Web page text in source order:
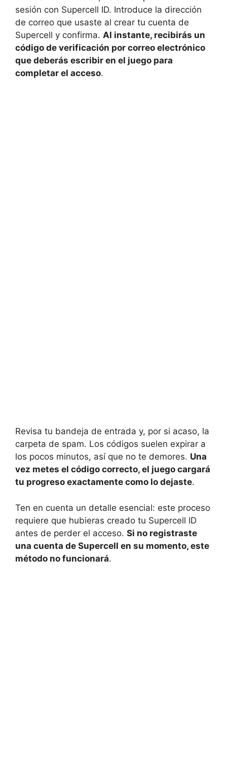
sesión con Supercell ID. Introduce la dirección
de correo que usaste al crear tu cuenta de
Supercell y confirma. Al instante, recibirás un
código de verificación por correo electrónico
que deberás escribir en el juego para
completar el acceso.
Revisa tu bandeja de entrada y, por si acaso, la
carpeta de spam. Los códigos suelen expirar a
los pocos minutos, así que no te demores. Una
vez metes el código correcto, el juego cargará
tu progreso exactamente como lo dejaste.
Ten en cuenta un detalle esencial: este proceso
requiere que hubieras creado tu Supercell ID
antes de perder el acceso. Si no registraste
una cuenta de Supercell en su momento, este
método no funcionará.